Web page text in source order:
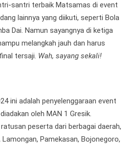
santri terbaik Matsamas di event
lainnya yang diikuti, seperti Bola
Dai. Namun sayangnya di ketiga
melangkah jauh dan harus
tersaji. Wah, sayang sekali!
ini adalah penyelenggaraan event
oleh MAN 1 Gresik.
peserta dari berbagai daerah,
Pamekasan, Bojonegoro,